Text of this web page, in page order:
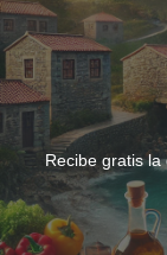
Recibe gratis